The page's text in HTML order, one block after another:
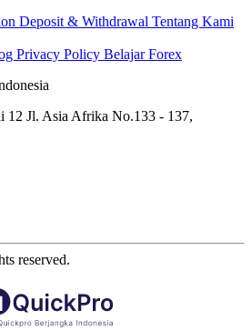
Deposit & Withdrawal Tentang Kami
Privacy Policy Belajar Forex
12 Jl. Asia Afrika No.133 - 137,
reserved.